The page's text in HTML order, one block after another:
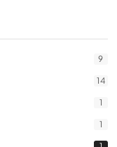
9
14
1
1